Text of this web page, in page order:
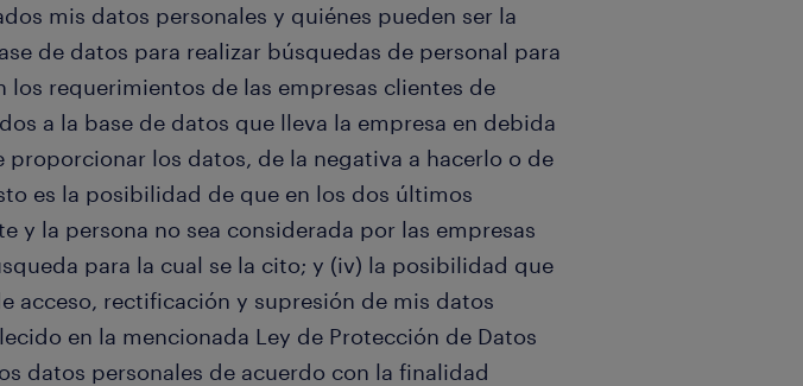
mis datos personales y quiénes pueden ser la
de datos para realizar búsquedas de personal para
requerimientos de las empresas clientes de
a la base de datos que lleva la empresa en debida
proporcionar los datos, de la negativa a hacerlo o de
es la posibilidad de que en los dos últimos
y la persona no sea considerada por las empresas
para la cual se la cito; y (iv) la posibilidad que
acceso, rectificación y supresión de mis datos
en la mencionada Ley de Protección de Datos
datos personales de acuerdo con la finalidad